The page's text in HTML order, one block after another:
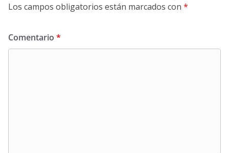
Los campos obligatorios están marcados con *
Comentario *